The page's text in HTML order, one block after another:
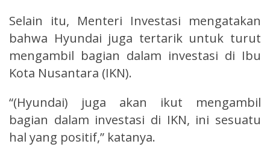
Selain itu, Menteri Investasi mengatakan
bahwa Hyundai juga tertarik untuk turut
mengambil bagian dalam investasi di Ibu
Kota Nusantara (IKN).
“(Hyundai) juga akan ikut mengambil
bagian dalam investasi di IKN, ini sesuatu
hal yang positif,” katanya.